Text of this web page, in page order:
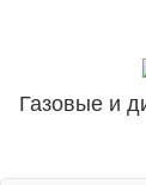
Газовые и